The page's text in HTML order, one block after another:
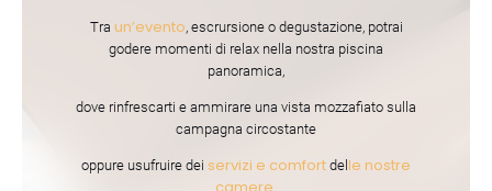
Tra un’evento, escrursione o degustazione, potrai
godere momenti di relax nella nostra piscina
panoramica,
dove rinfrescarti e ammirare una vista mozzafiato sulla
campagna circostante
oppure usufruire dei servizi e comfort delle nostre
camere